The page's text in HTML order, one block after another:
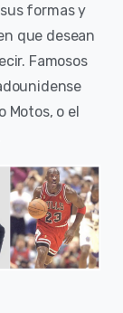
formas y
que desean
Famosos
Motos, o el